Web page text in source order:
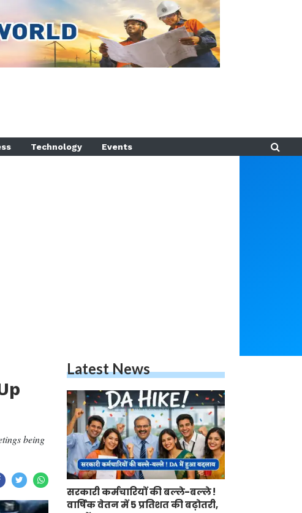
Technology Events
being
Latest News
सरकारी कर्मचारियों की बल्ले-बल्ले !
वार्षिक वेतन में 5 प्रतिशत की बढ़ोतरी,